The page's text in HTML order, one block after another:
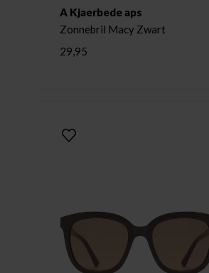
A Kjaerbede aps
Zonnebril Macy Zwart
29,95